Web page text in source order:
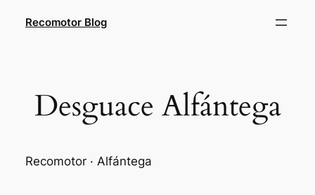
Recomotor Blog
Desguace Alfántega
Recomotor · Alfántega